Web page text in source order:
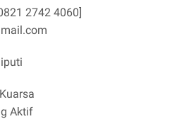
2742 4060]
Aktif